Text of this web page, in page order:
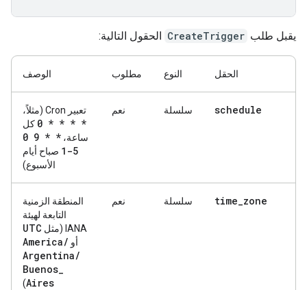
يقبل طلب CreateTrigger الحقول التالية:
الحقل النوع مطلوب الوصف
schedule سلسلة نعم تعبير Cron (مثلاً،
0 * * * * كل
ساعة، 0 9 * *
1-5 صباح أيام
الأسبوع)
time_zone سلسلة نعم
المنطقة الزمنية
التابعة لهيئة
IANA (مثل
UTC
أو America/
Argentina/
Buenos_
Aires
)